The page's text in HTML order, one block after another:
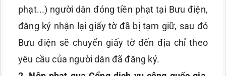
phạt...) người dân đóng tiền phạt tại Bưu điện,
đăng ký nhận lại giấy tờ đã bị tạm giữ, sau đó
Bưu điện sẽ chuyển giấy tờ đến địa chỉ theo
yêu cầu của người dân đã đăng ký.